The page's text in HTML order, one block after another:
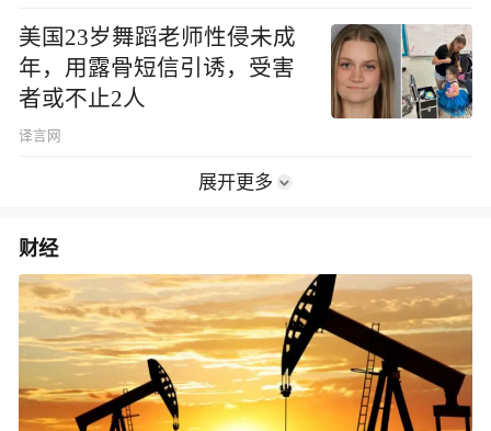
美国23岁舞蹈老师性侵未成
年，用露骨短信引诱，受害
者或不止2人
译言网
展开更多
财经